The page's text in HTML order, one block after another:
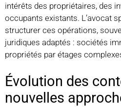
intérêts des propriétaires, des
occupants existants. L’avocat
structurer ces opérations,
juridiques adaptés : sociétés
propriétés par étages
Évolution des
nouvelles